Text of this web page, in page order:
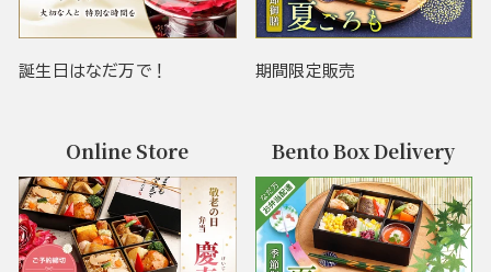
誕生日はなだ万で！ 期間限定販売
Online Store Bento Box Delivery